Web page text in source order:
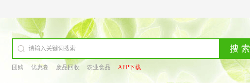
团购
优惠卷 废品回收 农业食品 APP下载